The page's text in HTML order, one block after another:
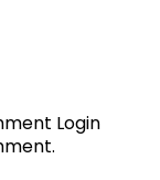
Login